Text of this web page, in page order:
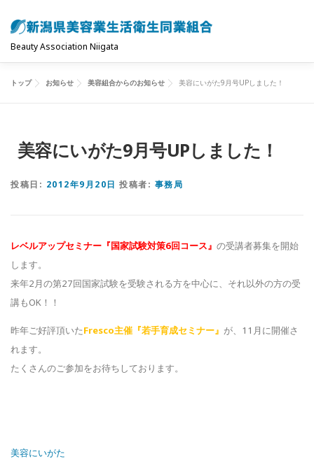
ン
Beauty Association Niigata
トップ 組合について 組合の主な事業
共済制度･保険 お問い合わせ お知らせ
トップ お知らせ 美容組合からのお知らせ 美容にいがた9月号UPしました！
美容にいがた9月号UPしました！
投稿日: 2012年9月20日 投稿者: 事務局
レベルアップセミナー『国家試験対策6回コース』 の受講者募集を開始
します。
来年2月の第27回国家試験を受験される方を中心に、それ以外の方の受
講もOK！！
昨年ご好評頂いたFresco主催『若手育成セミナー』 が、11月に開催さ
れます。
たくさんのご参加をお待ちしております。
美容にいがた